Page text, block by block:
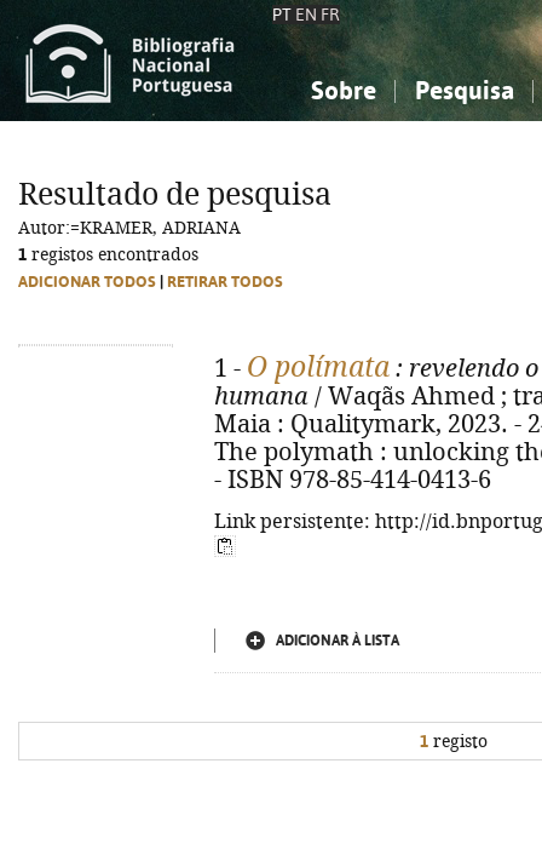
PT EN FR
Sobre Pesquisa
Ciências sociais...
Ciências sociais...
Resultado de pesquisa
Autor:=KRAMER, ADRIANA
1 registos encontrados
ADICIONAR TODOS RETIRAR TODOS
1 - O polímata : revelendo
humana / Waqãs Ahmed ;
Maia : Qualitymark, 2023. -
The polymath : unlocking
- ISBN 978-85-414-0413-6
Link persistente: http://
ADICIONAR À LISTA
1 registo